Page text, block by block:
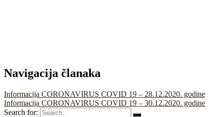
Navigacija članaka
Informacija CORONAVIRUS COVID 19 – 28.12.2020. godine
Informacija CORONAVIRUS COVID 19 – 30.12.2020. godine
Search for: